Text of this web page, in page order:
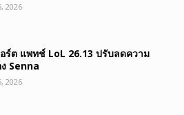
2026
ร์ต แพทช์ LoL 26.13 ปรับลดความ
Senna
2026